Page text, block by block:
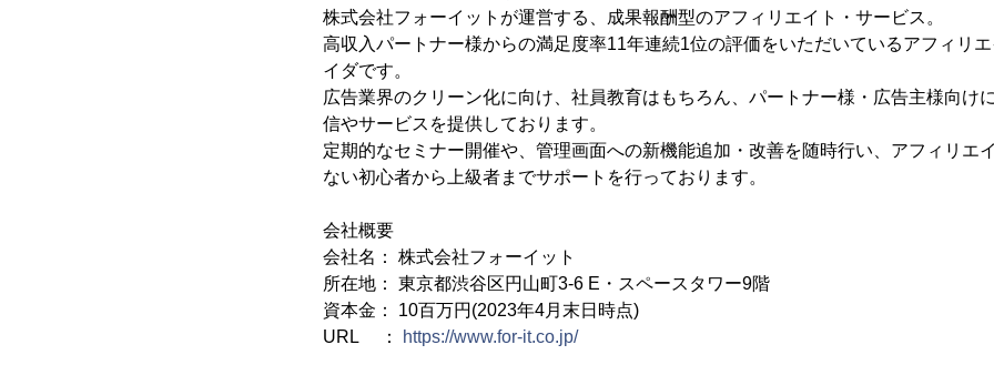
株式会社フォーイットが運営する、成果報酬型のアフィリエイト・サービス。
高収入パートナー様からの満足度率11年連続1位の評価をいただいているアフィリ
イダです。
広告業界のクリーン化に向け、社員教育はもちろん、パートナー様・広告主様向け
信やサービスを提供しております。
定期的なセミナー開催や、管理画面への新機能追加・改善を随時行い、アフィリエ
ない初心者から上級者までサポートを行っております。
会社概要
会社名： 株式会社フォーイット
所在地： 東京都渋谷区円山町3-6 E・スペースタワー9階
資本金： 10百万円(2023年4月末日時点)
URL ：
https://www.for-it.co.jp/